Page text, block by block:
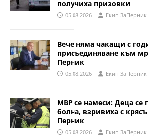
получиха призовки
05.08.2026 Eкип ЗаПерник
Вече няма чакащи с
присъединяване към
Перник
05.08.2026 Eкип ЗаПерник
МВР се намеси: Деца се
болна, взривиха с
Перник
05.08.2026 Eкип ЗаПерник